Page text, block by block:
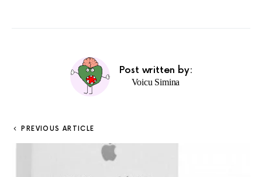
Post written by:
Voicu Simina
PREVIOUS ARTICLE